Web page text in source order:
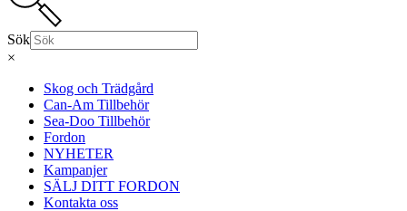
Sök
×
Skog och Trädgård
Can-Am Tillbehör
Sea-Doo Tillbehör
Fordon
NYHETER
Kampanjer
SÄLJ DITT FORDON
Kontakta oss